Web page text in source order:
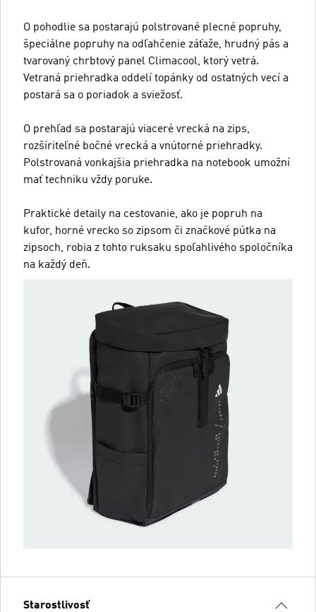
O pohodlie sa postarajú polstrované plecné popruhy,
špeciálne popruhy na odľahčenie záťaže, hrudný pás a
tvarovaný chrbtový panel Climacool, ktorý vetrá.
Vetraná priehradka oddelí topánky od ostatných vecí a
postará sa o poriadok a sviežosť.
O prehľad sa postarajú viaceré vrecká na zips,
rozšíriteľné bočné vrecká a vnútorné priehradky.
Polstrovaná vonkajšia priehradka na notebook umožní
mať techniku vždy poruke.
Praktické detaily na cestovanie, ako je popruh na
kufor, horné vrecko so zipsom či značkové pútka na
zipsoch, robia z tohto ruksaku spoľahlivého spoločníka
na každý deň.
Starostlivosť